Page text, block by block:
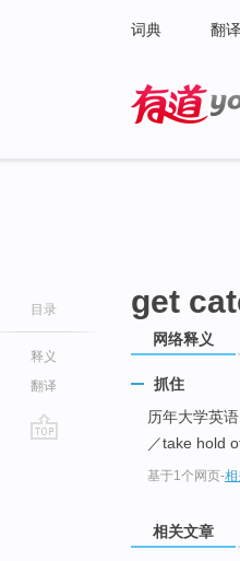
词典 翻译
目录
释义
翻译
get
网络释义
抓住
历年大学英
／take hold
基于1个网页-
相关文章